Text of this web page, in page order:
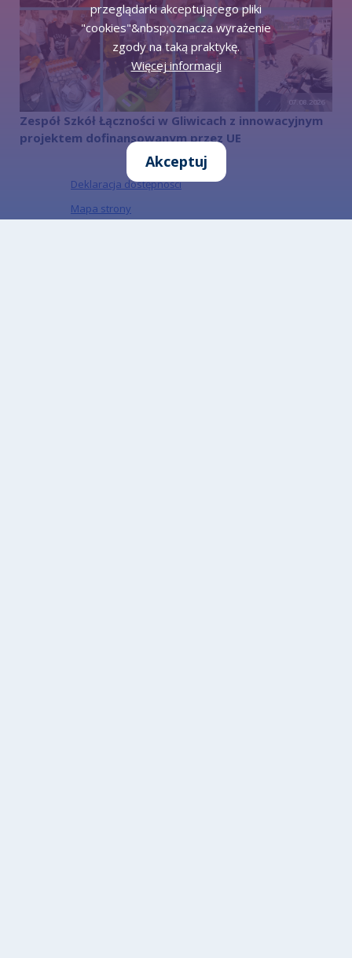
07.08.2026
Zespół Szkół Łączności w Gliwicach z innowacyjnym
projektem dofinansowanym przez UE
Deklaracja dostępności
Mapa strony
przeglądarki akceptującego pliki
"cookies"&nbsp;oznacza wyrażenie
zgody na taką praktykę.
Więcej informacji
Akceptuj